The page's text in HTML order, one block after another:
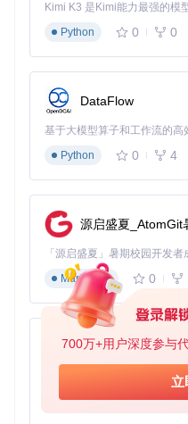
700万+用户深度参与
立
对于喜欢的娱乐直播节目，
保存。比如，你喜欢的主播
该工具可以将整场直播完整
容。
3分钟快速启动
源码编译方式
如果你熟悉命令行操作，可
git clone
cd m3u8-downloader
预编译二进制文件
对于大多数用户，推荐使用
何依赖，下载后即可使用：
m3u8-darwin-amd64
m3u8-darwin-arm64
m3u8-linux-amd64
m3u8-windows-
Python
0 0
DataFlow
基于大模型算子和工作流的
Python
0 4
源启盛夏_AtomGit
Markdown
0
py-xiaozhi
Python
0 1